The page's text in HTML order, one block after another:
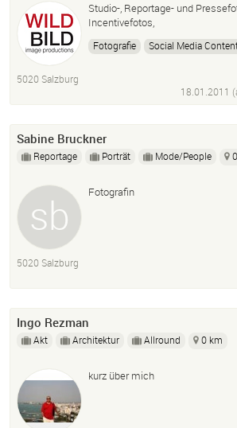
Studio-, Reportage- und
Incentivefotos,
Fotografie Social Media
5020 Salzburg
18.01.2011
Sabine Bruckner
Reportage Porträt Mode/People
Fotografin
5020 Salzburg
Ingo Rezman
Akt Architektur Allround 0 km
kurz über mich